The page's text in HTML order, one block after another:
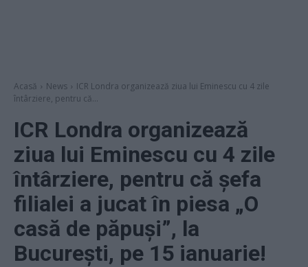
Acasă News
ICR Londra organizează ziua lui Eminescu cu 4 zile
întârziere, pentru că...
ICR Londra organizează
ziua lui Eminescu cu 4 zile
întârziere, pentru că șefa
filialei a jucat în piesa „O
casă de păpuși”, la
București, pe 15 ianuarie!